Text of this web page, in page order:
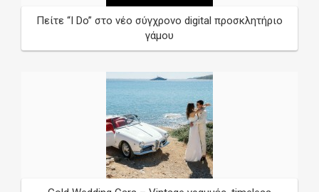
Πείτε “I Do” στο νέο σύγχρονο digital προσκλητήριο
γάμου